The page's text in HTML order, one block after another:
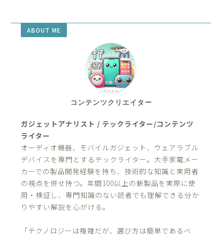
ABOUT ME
コンテンツクリエイター
ガジェットアナリスト / テックライター/コンテンツ
ライター
オーディオ機器、モバイルガジェット、ウェアラブル
デバイスを専門とするテックライター。大手家電メー
カーでの製品開発経験を持ち、技術的な知識と実用者
の視点を併せ持つ。年間100以上の新製品を実際に使
用・検証し、専門知識のない読者でも理解できる分か
りやすい解説を心がける。
「テクノロジーは複雑だが、選び方は簡単であるべ